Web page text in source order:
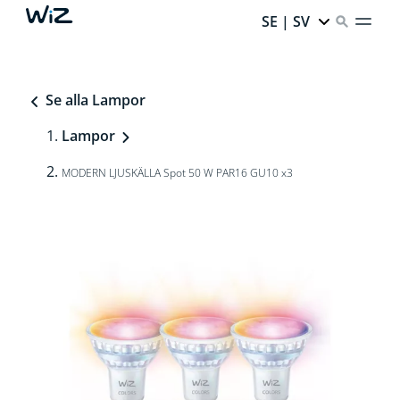
SE | SV
Se alla Lampor
Lampor
MODERN LJUSKÄLLA Spot 50 W PAR16 GU10 x3